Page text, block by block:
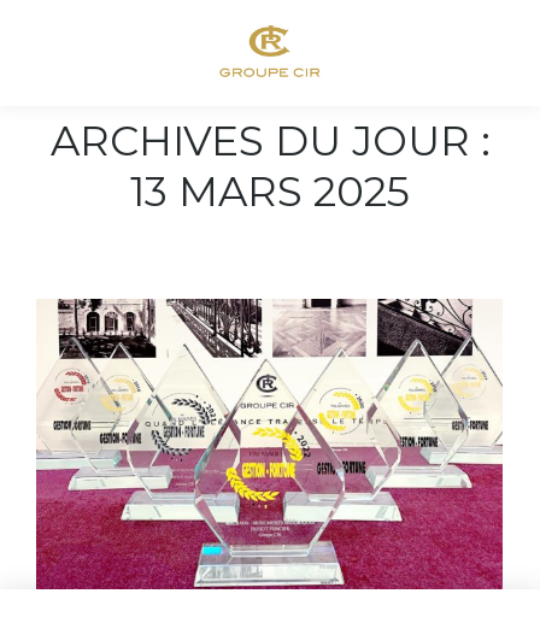
ARCHIVES DU JOUR :
13 MARS 2025